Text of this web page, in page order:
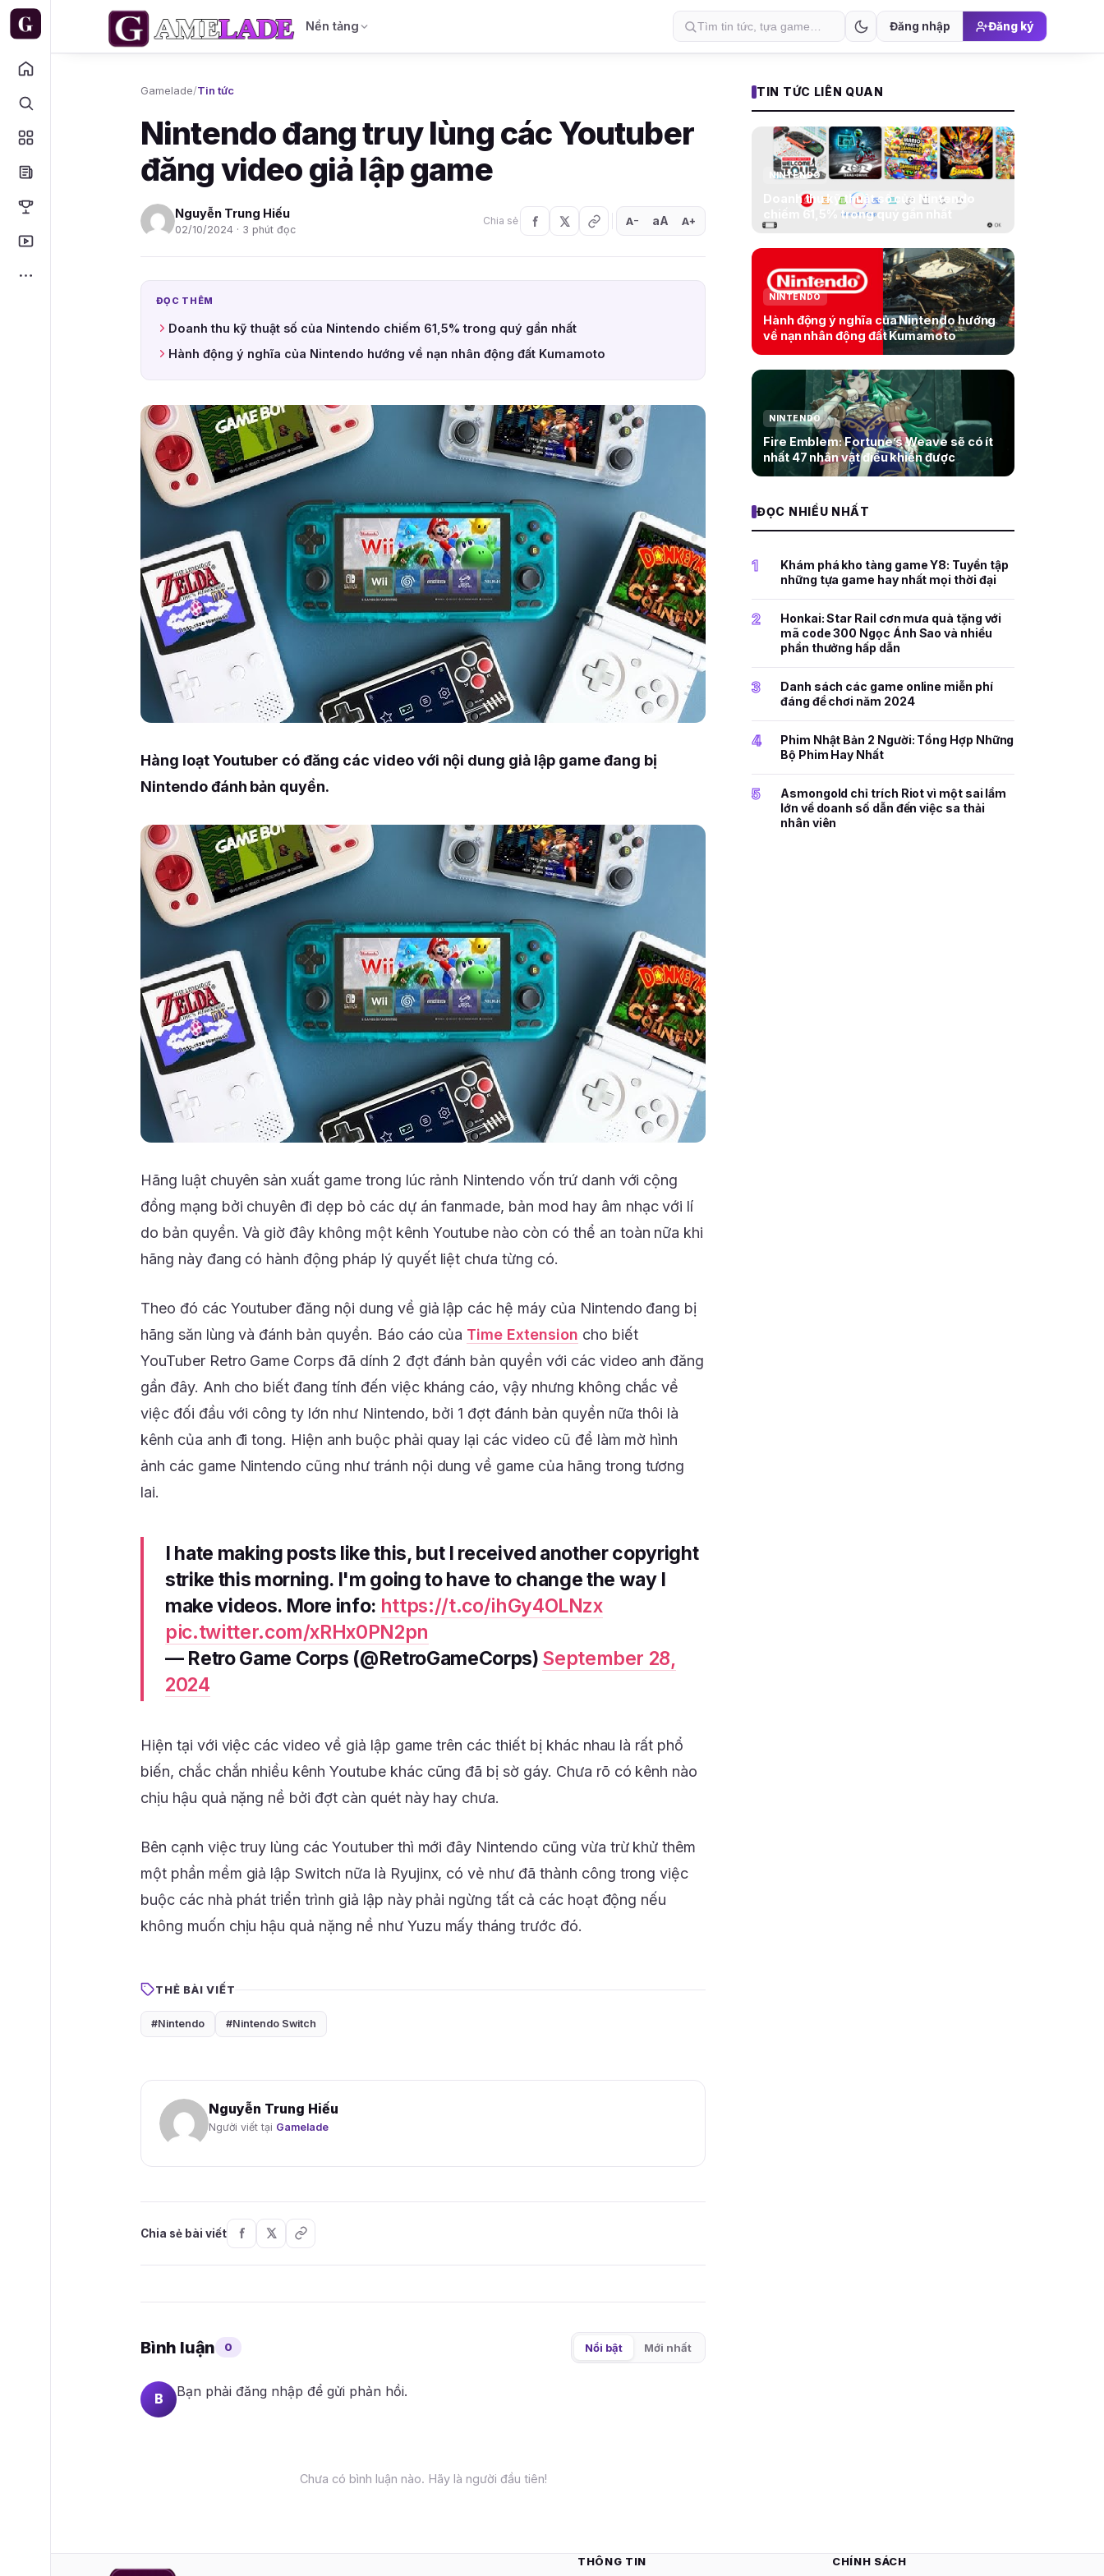
Nền tảng Đăng nhập Đăng ký
Gamelade/Tin tức
Nintendo đang truy lùng các Youtuber
đăng video giả lập game
Nguyễn Trung Hiếu
02/10/2024 · 3 phút đọc
Chia sẻ A− aA A+
ĐỌC THÊM
Doanh thu kỹ thuật số của Nintendo chiếm 61,5% trong quý gần nhất
Hành động ý nghĩa của Nintendo hướng về nạn nhân động đất Kumamoto
Hàng loạt Youtuber có đăng các video với nội dung giả lập game đang bị
Nintendo đánh bản quyền.
Hãng luật chuyên sản xuất game trong lúc rảnh Nintendo vốn trứ danh với cộng
đồng mạng bởi chuyên đi dẹp bỏ các dự án fanmade, bản mod hay âm nhạc với lí
do bản quyền. Và giờ đây không một kênh Youtube nào còn có thể an toàn nữa khi
hãng này đang có hành động pháp lý quyết liệt chưa từng có.
Theo đó các Youtuber đăng nội dung về giả lập các hệ máy của Nintendo đang bị
hãng săn lùng và đánh bản quyền. Báo cáo của Time Extension cho biết
YouTuber Retro Game Corps đã dính 2 đợt đánh bản quyền với các video anh đăng
gần đây. Anh cho biết đang tính đến việc kháng cáo, vậy nhưng không chắc về
việc đối đầu với công ty lớn như Nintendo, bởi 1 đợt đánh bản quyền nữa thôi là
kênh của anh đi tong. Hiện anh buộc phải quay lại các video cũ để làm mờ hình
ảnh các game Nintendo cũng như tránh nội dung về game của hãng trong tương
lai.
I hate making posts like this, but I received another copyright
strike this morning. I'm going to have to change the way I
make videos. More info: https://t.co/ihGy4OLNzx
pic.twitter.com/xRHx0PN2pn
— Retro Game Corps (@RetroGameCorps) September 28,
2024
Hiện tại với việc các video về giả lập game trên các thiết bị khác nhau là rất phổ
biến, chắc chắn nhiều kênh Youtube khác cũng đã bị sờ gáy. Chưa rõ có kênh nào
chịu hậu quả nặng nề bởi đợt càn quét này hay chưa.
Bên cạnh việc truy lùng các Youtuber thì mới đây Nintendo cũng vừa trừ khử thêm
một phần mềm giả lập Switch nữa là Ryujinx, có vẻ như đã thành công trong việc
buộc các nhà phát triển trình giả lập này phải ngừng tất cả các hoạt động nếu
không muốn chịu hậu quả nặng nề như Yuzu mấy tháng trước đó.
THẺ BÀI VIẾT
#Nintendo #Nintendo Switch
Nguyễn Trung Hiếu
Người viết tại Gamelade
Chia sẻ bài viết
Bình luận 0 Nổi bật Mới nhất
B Bạn phải đăng nhập để gửi phản hồi.
Chưa có bình luận nào. Hãy là người đầu tiên!
TIN TỨC LIÊN QUAN
NINTENDO
Doanh thu kỹ thuật số của Nintendo
chiếm 61,5% trong quý gần nhất
NINTENDO
Hành động ý nghĩa của Nintendo hướng
về nạn nhân động đất Kumamoto
NINTENDO
Fire Emblem: Fortune’s Weave sẽ có ít
nhất 47 nhân vật điều khiển được
ĐỌC NHIỀU NHẤT
1
Khám phá kho tàng game Y8: Tuyển tập
những tựa game hay nhất mọi thời đại
2
Honkai: Star Rail cơn mưa quà tặng với
mã code 300 Ngọc Ánh Sao và nhiều
phần thưởng hấp dẫn
3
Danh sách các game online miễn phí
đáng để chơi năm 2024
4
Phim Nhật Bản 2 Người: Tổng Hợp Những
Bộ Phim Hay Nhất
5
Asmongold chỉ trích Riot vì một sai lầm
lớn về doanh số dẫn đến việc sa thải
nhân viên
THÔNG TIN CHÍNH SÁCH